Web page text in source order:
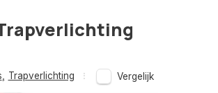
Trapverlichting Vergelijk